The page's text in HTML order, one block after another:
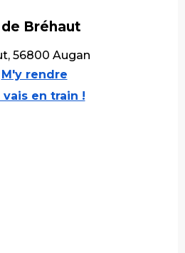
Bréhaut
56800 Augan
M'y rendre
vais en train !